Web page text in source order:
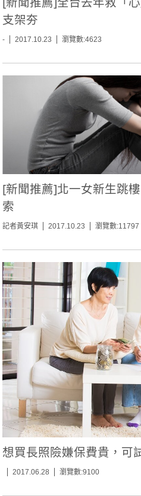
支架夯
- 2017.10.23 瀏覽數:4623
[新聞推薦]北一女新生跳
索
記者黃安琪 2017.10.23 瀏覽數:11797
想買長照險嫌保費貴，可
2017.06.28 瀏覽數:9100